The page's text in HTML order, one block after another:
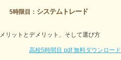
5時限目： システムトレード
メリットとデメリット、そして選び方
高校5時間目 pdf 無料ダウンロード